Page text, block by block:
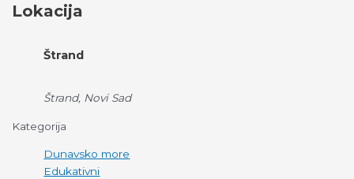
Lokacija
Štrand
Štrand, Novi Sad
Kategorija
Dunavsko more
Edukativni